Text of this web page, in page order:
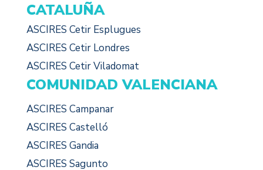
CATALUÑA
ASCIRES Cetir Esplugues
ASCIRES Cetir Londres
ASCIRES Cetir Viladomat
COMUNIDAD VALENCIANA
ASCIRES Campanar
ASCIRES Castelló
ASCIRES Gandia
ASCIRES Sagunto